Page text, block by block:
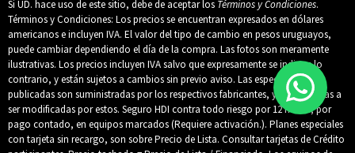
Si UD. hace uso de este sitio, debe de aceptar los Términos y Condiciones.
Términos y Condiciones: Los precios se encuentran expresados en dólares
americanos e incluyen IVA. El valor del tipo de cambio en pesos uruguayos,
puede cambiar dependiendo el día de la compra. Las fotos son meramente
ilustrativas. Los precios incluyen IVA salvo que expresamente se indique lo
contrario, y están sujetos a cambios sin previo aviso. Las especificaciones
publicadas son suministradas por los respectivos fabricantes, y están sujetas a
ser modificadas por estos. Seguro HDI contra todo riesgo por 12 meses, por
pago contado, en equipos marcados (Requiere activación.). Planes especiales
con tarjeta sin recargo, son sobre Precio de Lista. Consultar tarjetas de Crédito